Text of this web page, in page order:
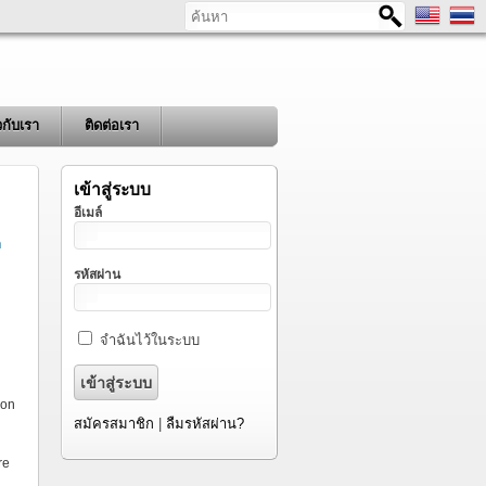
ค้นหา
กับเรา ติดต่อเรา
เข้าสู่ระบบ
อีเมล์
รหัสผ่าน
จำฉันไว้ในระบบ
สมัครสมาชิก ลืมรหัสผ่าน?